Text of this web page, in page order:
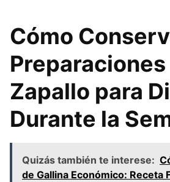
Cómo
Zapallo para
Durante la
Quizás también te interese:
de Gallina Económico: Receta